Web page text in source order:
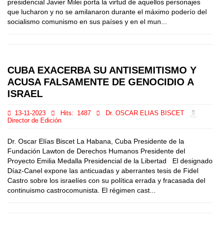
presidencial Javier Milei porta la virtud de aquellos personajes
que lucharon y no se amilanaron durante el máximo poderío del
socialismo comunismo en sus países y en el mun...
CUBA EXACERBA SU ANTISEMITISMO Y
ACUSA FALSAMENTE DE GENOCIDIO A
ISRAEL
13-11-2023 Hits: 1487
Dr. OSCAR ELIAS BISCET
Director de Edición
Dr. Oscar Elías Biscet La Habana, Cuba Presidente de la
Fundación Lawton de Derechos Humanos Presidente del
Proyecto Emilia Medalla Presidencial de la Libertad El designado
Díaz-Canel expone las anticuadas y aberrantes tesis de Fidel
Castro sobre los israelíes con su política errada y fracasada del
continuismo castrocomunista. El régimen cast...